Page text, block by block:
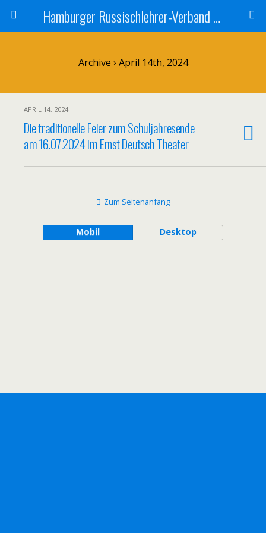
Hamburger Russischlehrer-Verband e.V.
Archive › April 14th, 2024
APRIL 14, 2024
Die traditionelle Feier zum Schuljahresende
am 16.07.2024 im Ernst Deutsch Theater
Zum Seitenanfang
Mobil Desktop